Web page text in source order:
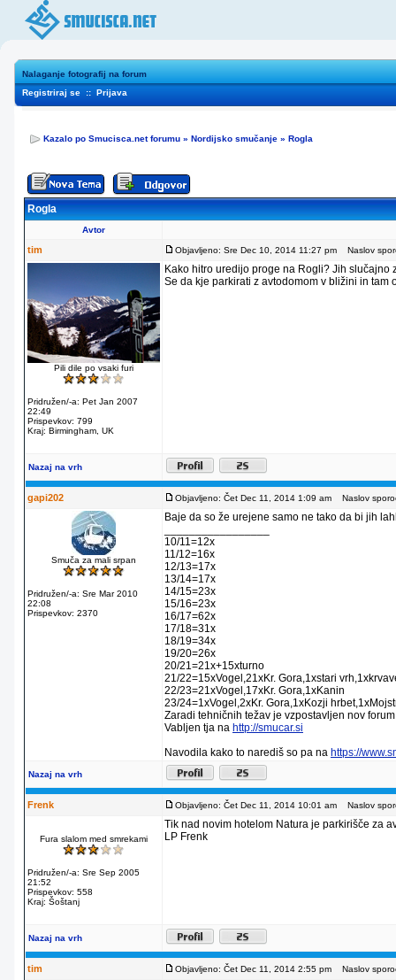
Nalaganje fotografij na forum
Registriraj se :: Prijava
Kazalo po Smucisca.net forumu » Nordijsko smučanje » Rogla
Rogla
Avtor
tim Objavljeno: Sre Dec 10, 2014 11:27 pm Naslov
Pili dile po vsaki furi
Pridružen/-a: Pet Jan 2007
22:49
Prispevkov: 799
Kraj: Birmingham, UK
Kako hitro uredijo proge na Rogli? Jih slučajno
Se da kje parkirati z avtodomom v bližini in tam
Nazaj na vrh
gapi202 Objavljeno: Čet Dec 11, 2014 1:09 am Naslov
Smuča za mali srpan
Pridružen/-a: Sre Mar 2010
22:08
Prispevkov: 2370
Baje da so že urejene samo ne tako da bi jih
10/11=12x
11/12=16x
12/13=17x
13/14=17x
14/15=23x
15/16=23x
16/17=62x
17/18=31x
18/19=34x
19/20=26x
20/21=21x+15xturno
21/22=15xVogel,21xKr. Gora,1xstari
22/23=21xVogel,17xKr. Gora,1xKanin
23/24=1xVogel,2xKr. Gora,1xKozji
Zaradi tehničnih težav je vzpostavljen nov
Vabljen tja na http://smucar.si
Navodila kako to narediš so pa na https://
Nazaj na vrh
Frenk Objavljeno: Čet Dec 11, 2014 10:01 am Naslov
Fura slalom med smrekami
Pridružen/-a: Sre Sep 2005
21:52
Prispevkov: 558
Kraj: Šoštanj
Tik nad novim hotelom Natura je parkirišče za
LP Frenk
Nazaj na vrh
tim Objavljeno: Čet Dec 11, 2014 2:55 pm Naslov